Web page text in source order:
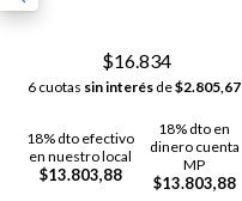
$16.834
6 cuotas sin interés de$2.805,67
18% dto efectivo
en nuestro local
$13.803,88
18% dto en
dinero cuenta
MP
$13.803,88